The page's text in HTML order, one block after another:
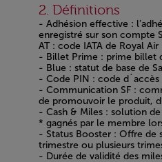
Open in a new window
2. Définitions
- Adhésion effective :
enregistré sur son compte
AT : code IATA de Royal Air
- Billet Prime : prime billet
- Blue : statut de base de
- Code PIN : code d´accès
- Communication SF :
de promouvoir le produit,
- Cash & Miles : solution
* gagnés par le membre
- Status Booster : Offre de
trimestre ou plusieurs
- Durée de validité des